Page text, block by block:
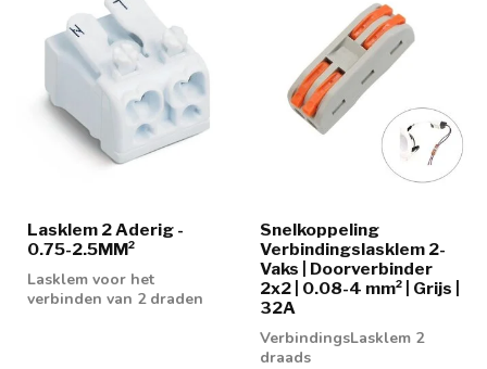
Lasklem 2 Aderig -
0.75-2.5MM²
Lasklem voor het
verbinden van 2 draden
Snelkoppeling
Verbindingslasklem 2-
Vaks | Doorverbinder
2x2 | 0.08-4 mm² | Grijs |
32A
VerbindingsLasklem 2
draads